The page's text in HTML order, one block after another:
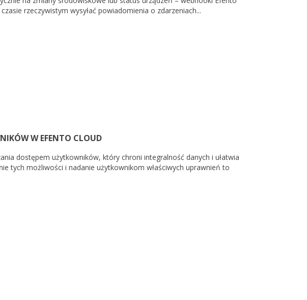
rzeczywistym wysyłać powiadomienia o zdarzeniach...
W EFENTO CLOUD
dostępem użytkowników, który chroni integralność danych i ułatwia
tych możliwości i nadanie użytkownikom właściwych uprawnień to